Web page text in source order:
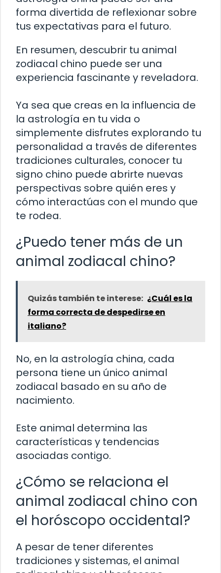
forma divertida de reflexionar sobre
tus expectativas para el futuro.
En resumen, descubrir tu animal
zodiacal chino puede ser una
experiencia fascinante y reveladora.
Ya sea que creas en la influencia de
la astrología en tu vida o
simplemente disfrutes explorando tu
personalidad a través de diferentes
tradiciones culturales, conocer tu
signo chino puede abrirte nuevas
perspectivas sobre quién eres y
cómo interactúas con el mundo que
te rodea.
¿Puedo tener más de un
animal zodiacal chino?
Quizás también te interese: ¿Cuál es la
forma correcta de despedirse en
italiano?
No, en la astrología china, cada
persona tiene un único animal
zodiacal basado en su año de
nacimiento.
Este animal determina las
características y tendencias
asociadas contigo.
¿Cómo se relaciona el
animal zodiacal chino con
el horóscopo occidental?
A pesar de tener diferentes
tradiciones y sistemas, el animal